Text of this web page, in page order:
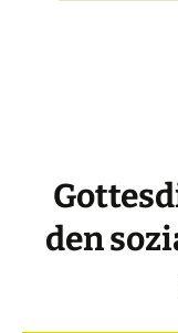
den